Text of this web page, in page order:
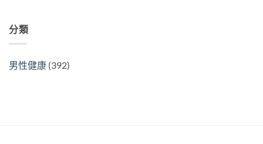
分類
男性健康 (392)